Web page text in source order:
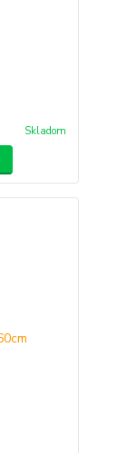
Skladom